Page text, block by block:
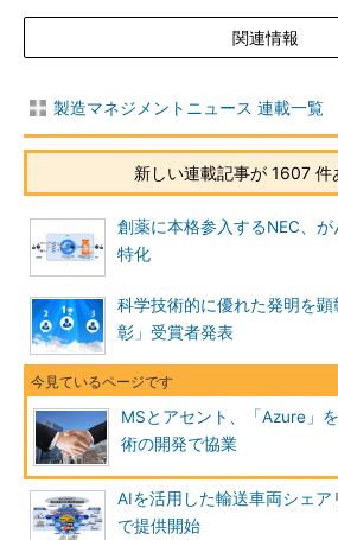
関連情報
製造マネジメントニュース 連載一覧
新しい連載記事が 1607 件
創薬に本格参入するNEC、
特化
科学技術的に優れた発明を
彰」受賞者発表
MSとアセント、「Azure」
術の開発で協業
AIを活用した輸送車両シェア
で提供開始